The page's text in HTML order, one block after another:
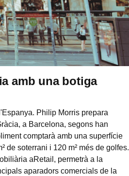
amb una botiga
Philip Morris prepara
a Barcelona, segons han
comptarà amb una superfície
de soterrani i 120 m² més de golfes.
aRetail, permetrà a la
aparadors comercials de la